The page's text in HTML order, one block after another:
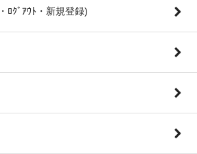
ﾛｸﾞｱｳﾄ・新規登録)